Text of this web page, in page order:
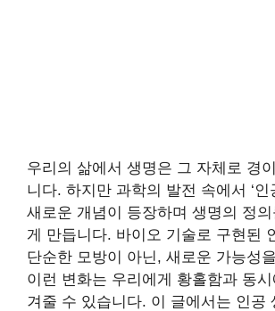
우리의 삶에서 생명은 그 자체로 경
니다. 하지만 과학의 발전 속에서 ‘인
새로운 개념이 등장하며 생명의 정
게 만듭니다. 바이오 기술로 구현된
단순한 모방이 아닌, 새로운 가능성
이런 변화는 우리에게 황홀함과 동
겨줄 수 있습니다. 이 글에서는 인공